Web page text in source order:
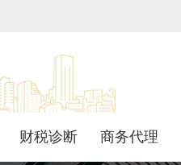
财税诊断 商务代理